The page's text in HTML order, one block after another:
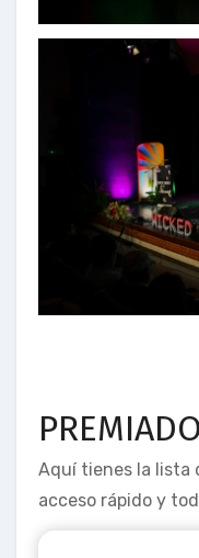
Aquí tienes la lista
acceso rápido y